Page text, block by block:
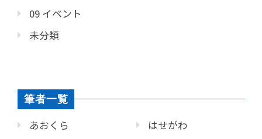
09 イベント
未分類
筆者一覧
あおくら
はせがわ